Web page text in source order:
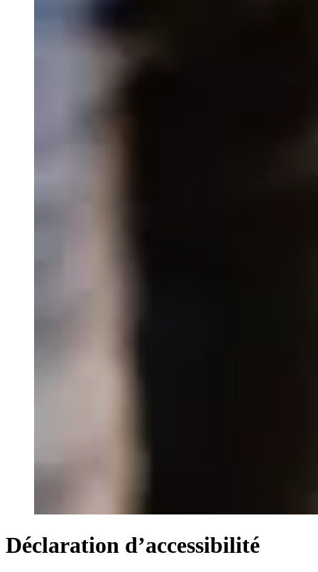
Déclaration d’accessibilité